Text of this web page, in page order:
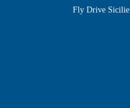
Fly Drive Sicilie